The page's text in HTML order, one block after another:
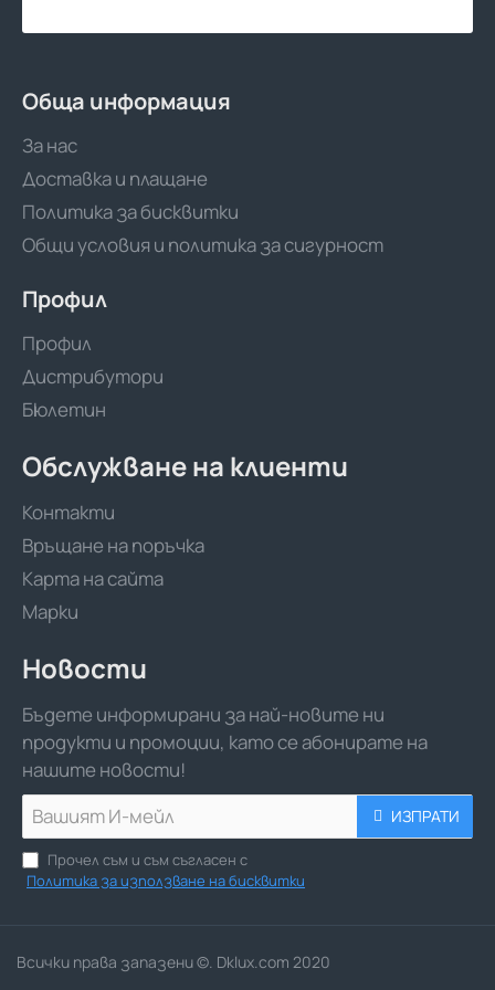
Обща информация
За нас
Доставка и плащане
Политика за бисквитки
Общи условия и политика за сигурност
Профил
Профил
Дистрибутори
Бюлетин
Обслужване на клиенти
Контакти
Връщане на поръчка
Карта на сайта
Марки
Новости
Бъдете информирани за най-новите ни
продукти и промоции, като се абонирате на
нашите новости!
И-
мейл
ИЗПРАТИ
Прочел съм и съм съгласен с
Политика за използване на бисквитки
Всички права запазени ©. Dklux.com 2020